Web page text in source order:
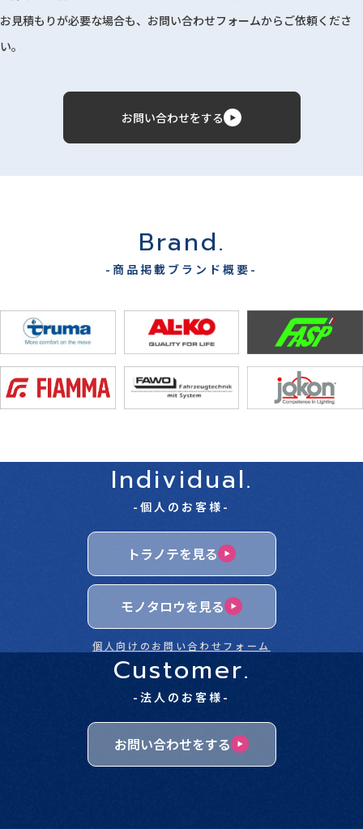
お見積もりが必要な場合も、お問い合わせフォームからご依頼くださ
い。
お問い合わせをする
Brand.
-商品掲載ブランド概要-
Individual.
-個人のお客様-
トラノテを見る
モノタロウを見る
個人向けのお問い合わせフォーム
Customer.
-法人のお客様-
お問い合わせをする